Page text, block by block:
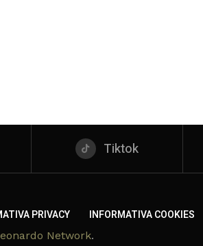
Tiktok
PRIVACY INFORMATIVA COOKIES
Network.